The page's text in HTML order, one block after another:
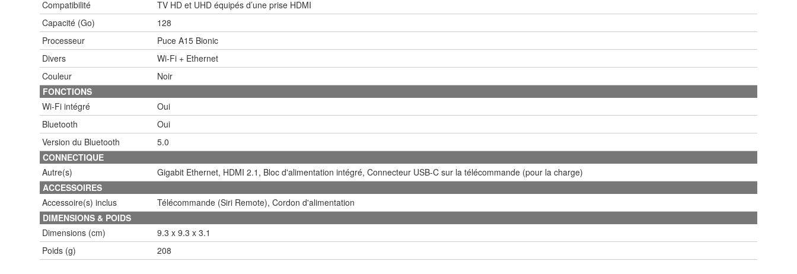
Compatibilité
TV HD et UHD équipés d’une prise HDMI
Capacité (Go)
128
Processeur
Puce A15 Bionic
Divers
Wi-Fi + Ethernet
Couleur
Noir
FONCTIONS
Wi-Fi intégré
Oui
Bluetooth
Oui
Version du Bluetooth
5.0
CONNECTIQUE
Autre(s)
Gigabit Ethernet, HDMI 2.1, Bloc d'alimentation intégré, Connecteur USB-C sur la télécommande (pour la charge)
ACCESSOIRES
Accessoire(s) inclus
Télécommande (Siri Remote), Cordon d'alimentation
DIMENSIONS & POIDS
Dimensions (cm)
9.3 x 9.3 x 3.1
Poids (g)
208